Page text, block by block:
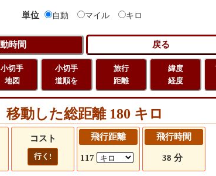
単位 自動 マイル キロ
小切手
地図
小切手
道順を
旅行
距離
緯度
経度
移動した総距離 180 キロ
コスト
行く!
飛行距離
117
飛行時間
38 分